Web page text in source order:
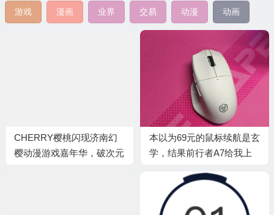
游戏 漫画 业界 交易 动漫 动画
CHERRY樱桃闪现济南幻
樱动漫游戏嘉年华，破次元
本以为69元的鼠标续航是玄
学，结果前行者A7给我上